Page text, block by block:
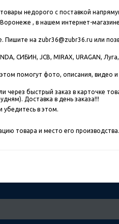
недорого с поставкой
, в нашем интернет-
Пишите на zubr36@zubr36.ru или
СИБИН, JCB, MIRAX, URAGAN,
этом помогут фото, описания, видео
через быстрый заказ в карточке
Доставка в день заказа!!!
убедитесь в этом.
товара и место его производства.